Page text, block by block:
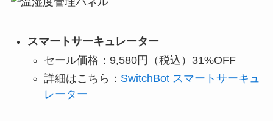
スマートサーキュレーター
セール価格：9,580円（税込）31%OFF
詳細はこちら： SwitchBot スマートサーキュ
レーター